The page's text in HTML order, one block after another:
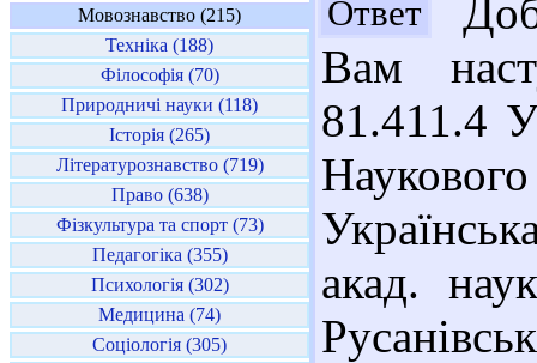
Мовознавство (215)
Техніка (188)
Філософія (70)
Природничі науки (118)
Історія (265)
Літературознавство (719)
Право (638)
Фізкультура та спорт (73)
Педагогіка (355)
Психологія (302)
Медицина (74)
Соціологія (305)
Ответ
Вам
81.411.4
акад.